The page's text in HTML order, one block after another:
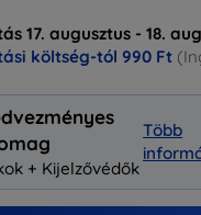
17. augusztus - 18.
költség-tól 990 Ft
+ Kijelzővédők
Több